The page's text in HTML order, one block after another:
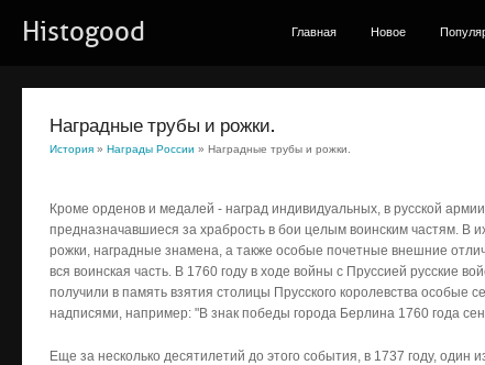
Histogood Главная Новое
Наградные трубы и рожки.
История » Награды России » Наградные трубы и рожки.
Кроме орденов и медалей - наград индивидуальных, в русской
предназначавшиеся за храбрость в бои целым воинским частям. В
рожки, наградные знамена, а также особые почетные внешние
вся воинская часть. В 1760 году в ходе войны с Пруссией русские
получили в память взятия столицы Прусского королевства особые
надписями, например: "В знак победы города Берлина 1760 года
Еще за несколько десятилетий до этого события, в 1737 году, один